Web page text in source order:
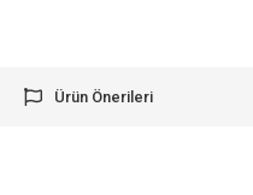
Ürün Önerileri